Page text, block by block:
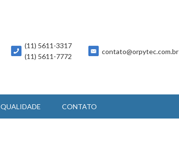
(11) 5611-3317
(11) 5611-7772
contato@orpytec.com.br
QUALIDADE CONTATO